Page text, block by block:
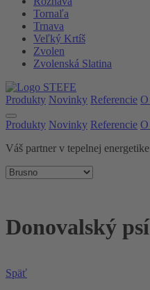
Tornaľa
Trnava
Veľký Krtíš
Zvolen
Zvolenská Slatina
Produkty Novinky Referencie O
Produkty Novinky Referencie O
Váš partner v tepelnej energetike
Donovalský
Späť